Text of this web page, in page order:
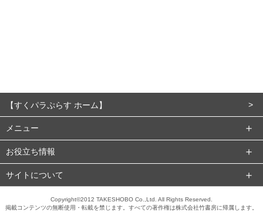
メニュー
お役立ち情報
【すくパラぷらす ホーム】
サイトについて
Copyright©2012 TAKESHOBO Co.,Ltd. All Rights Reserved.
掲載コンテンツの無断使用・転載を禁じます。すべての著作権は株式会社竹書房に帰属します。